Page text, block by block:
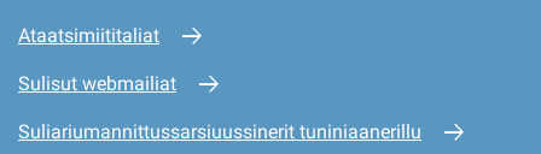
Ataatsimiititaliat
Sulisut webmailiat
Suliariumannittussarsiuussinerit tuniniaanerillu